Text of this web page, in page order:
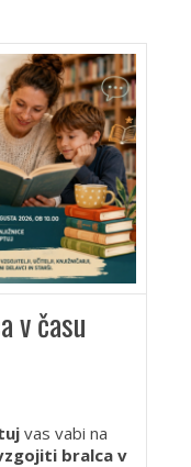
v času
vas vabi na
bralca v